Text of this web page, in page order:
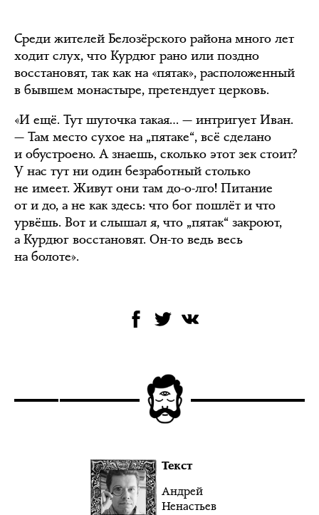
Среди жителей Белозёрского района много лет
ходит слух, что Курдюг рано или поздно
восстановят, так как на «пятак», расположенный
в бывшем монастыре, претендует церковь.
«И ещё. Тут шуточка такая… — интригует Иван.
— Там место сухое на „пятаке“, всё сделано
и обустроено. А знаешь, сколько этот зек стоит?
У нас тут ни один безработный столько
не имеет. Живут они там до-о-лго! Питание
от и до, а не как здесь: что бог пошлёт и что
урвёшь. Вот и слышал я, что „пятак“ закроют,
а Курдюг восстановят. Он-то ведь весь
на болоте».
Текст
Андрей
Ненастьев